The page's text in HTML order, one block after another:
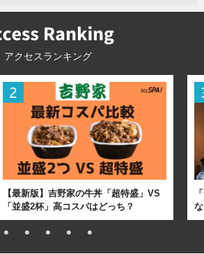
アクセスランキング
【最新版】吉野家の牛丼「超特盛」VS
「並盛2杯」高コスパはどっち？